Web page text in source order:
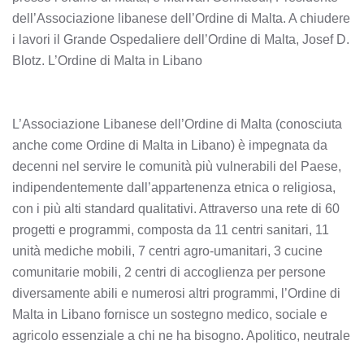
dell’Associazione libanese dell’Ordine di Malta. A chiudere
i lavori il Grande Ospedaliere dell’Ordine di Malta, Josef D.
Blotz. L’Ordine di Malta in Libano
L’Associazione Libanese dell’Ordine di Malta (conosciuta
anche come Ordine di Malta in Libano) è impegnata da
decenni nel servire le comunità più vulnerabili del Paese,
indipendentemente dall’appartenenza etnica o religiosa,
con i più alti standard qualitativi. Attraverso una rete di 60
progetti e programmi, composta da 11 centri sanitari, 11
unità mediche mobili, 7 centri agro-umanitari, 3 cucine
comunitarie mobili, 2 centri di accoglienza per persone
diversamente abili e numerosi altri programmi, l’Ordine di
Malta in Libano fornisce un sostegno medico, sociale e
agricolo essenziale a chi ne ha bisogno. Apolitico, neutrale